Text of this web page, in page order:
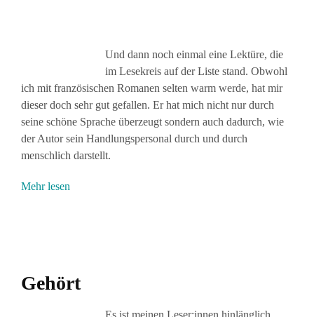
Und dann noch einmal eine Lektüre, die
im Lesekreis auf der Liste stand. Obwohl
ich mit französischen Romanen selten warm werde, hat mir
dieser doch sehr gut gefallen. Er hat mich nicht nur durch
seine schöne Sprache überzeugt sondern auch dadurch, wie
der Autor sein Handlungspersonal durch und durch
menschlich darstellt.
Mehr lesen
Gehört